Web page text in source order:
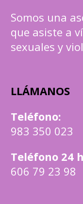
Somos una
que asiste a
sexuales y
LLÁMANOS
Teléfono:
983 350 023
Teléfono 24
606 79 23 98